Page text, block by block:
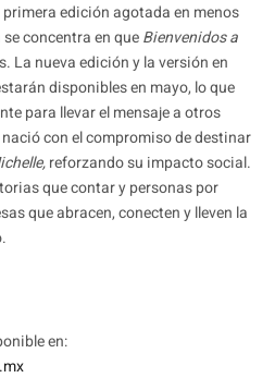
edición agotada en menos
concentra en queBienvenidos a
La nueva edición y la versión en
disponibles en mayo, lo que
para llevar el mensaje a otros
con el compromiso de destinar
reforzando su impacto social.
que contar y personas por
que abracen, conecten y lleven la
en: